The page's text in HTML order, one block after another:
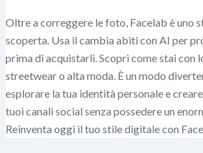
Oltre a correggere le foto, Facelab è uno
scoperta. Usa il cambia abiti con AI per
prima di acquistarli. Scopri come stai con
streetwear o alta moda. È un modo
esplorare la tua identità personale e
tuoi canali social senza possedere un
Reinventa oggi il tuo stile digitale con